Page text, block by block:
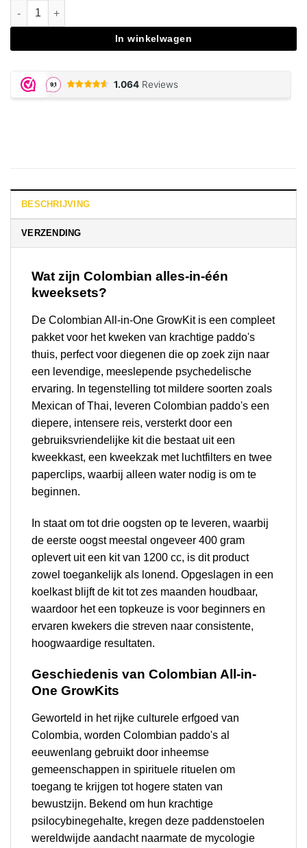
Colombian Magic Mushroom Grow Kit aantal
In winkelwagen
BESCHRIJVING
VERZENDING
Wat zijn Colombian alles-in-één
kweeksets?
De Colombian All-in-One GrowKit is een compleet
pakket voor het kweken van krachtige paddo's
thuis, perfect voor diegenen die op zoek zijn naar
een levendige, meeslepende psychedelische
ervaring. In tegenstelling tot mildere soorten zoals
Mexican of Thai, leveren Colombian paddo's een
diepere, intensere reis, versterkt door een
gebruiksvriendelijke kit die bestaat uit een
kweekkast, een kweekzak met luchtfilters en twee
paperclips, waarbij alleen water nodig is om te
beginnen.
In staat om tot drie oogsten op te leveren, waarbij
de eerste oogst meestal ongeveer 400 gram
oplevert uit een kit van 1200 cc, is dit product
zowel toegankelijk als lonend. Opgeslagen in een
koelkast blijft de kit tot zes maanden houdbaar,
waardoor het een topkeuze is voor beginners en
ervaren kwekers die streven naar consistente,
hoogwaardige resultaten.
Geschiedenis van Colombian All-in-
One GrowKits
Geworteld in het rijke culturele erfgoed van
Colombia, worden Colombian paddo's al
eeuwenlang gebruikt door inheemse
gemeenschappen in spirituele rituelen om
toegang te krijgen tot hogere staten van
bewustzijn. Bekend om hun krachtige
psilocybinegehalte, kregen deze paddenstoelen
wereldwijde aandacht naarmate de mycologie